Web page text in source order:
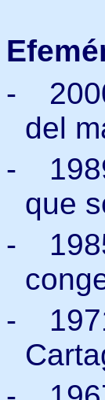
-
del
-
que
-
-